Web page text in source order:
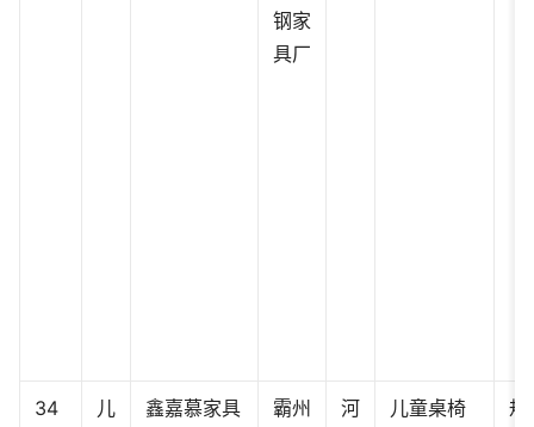
钢家
具厂
34
儿
鑫嘉慕家具
霸州
河
儿童桌椅
规